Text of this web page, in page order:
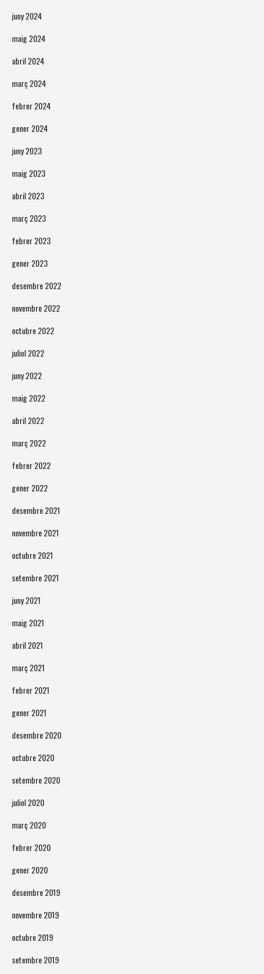
juny 2024
maig 2024
abril 2024
març 2024
febrer 2024
gener 2024
juny 2023
maig 2023
abril 2023
març 2023
febrer 2023
gener 2023
desembre 2022
novembre 2022
octubre 2022
juliol 2022
juny 2022
maig 2022
abril 2022
març 2022
febrer 2022
gener 2022
desembre 2021
novembre 2021
octubre 2021
setembre 2021
juny 2021
maig 2021
abril 2021
març 2021
febrer 2021
gener 2021
desembre 2020
octubre 2020
setembre 2020
juliol 2020
març 2020
febrer 2020
gener 2020
desembre 2019
novembre 2019
octubre 2019
setembre 2019